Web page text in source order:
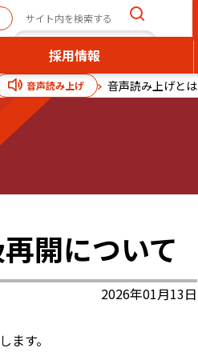
個人向け
採用情報
音声読み上げ 音声読み上げとは
開について
2026年01月13日
す。